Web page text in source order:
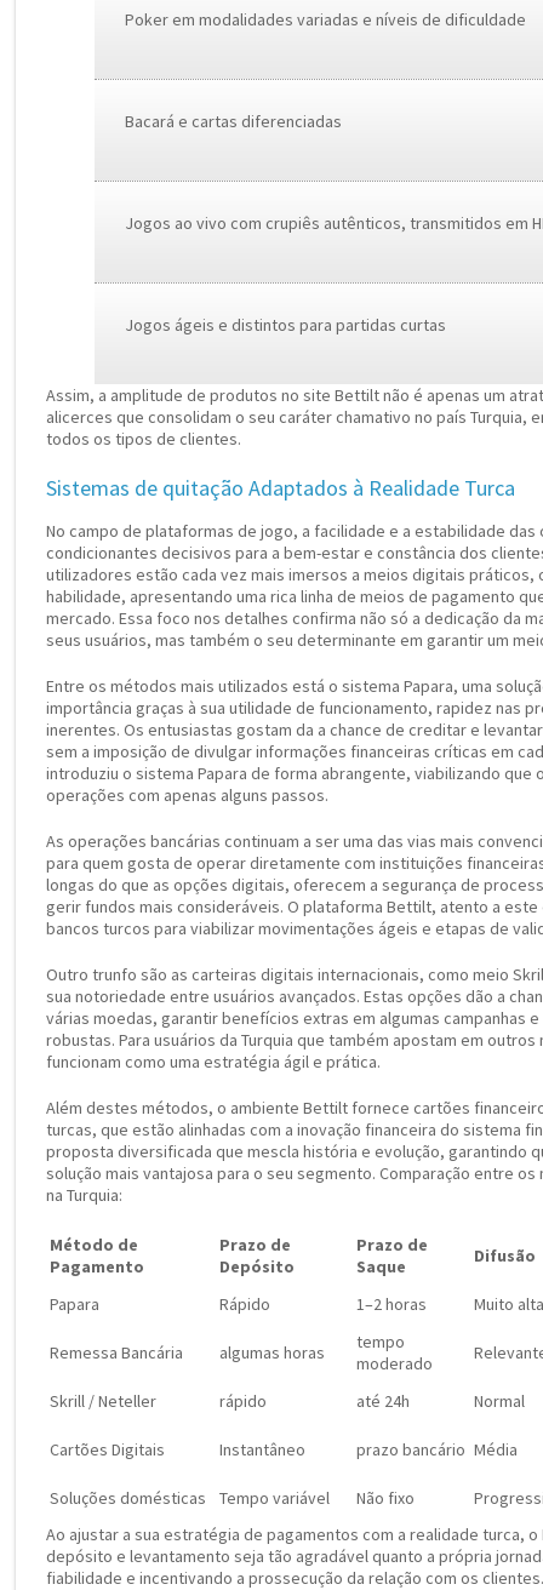
Poker em modalidades variadas e níveis de dificuldade
Bacará e cartas diferenciadas
Jogos ao vivo com crupiês autênticos, transmitidos em
Jogos ágeis e distintos para partidas curtas
Assim, a amplitude de produtos no site Bettilt não é apenas um
alicerces que consolidam o seu caráter chamativo no país Turquia,
todos os tipos de clientes.
Sistemas de quitação Adaptados à Realidade Turca
No campo de plataformas de jogo, a facilidade e a estabilidade
condicionantes decisivos para a bem-estar e constância dos
utilizadores estão cada vez mais imersos a meios digitais
habilidade, apresentando uma rica linha de meios de pagamento
mercado. Essa foco nos detalhes confirma não só a dedicação da
seus usuários, mas também o seu determinante em garantir um
Entre os métodos mais utilizados está o sistema Papara, uma
importância graças à sua utilidade de funcionamento, rapidez nas
inerentes. Os entusiastas gostam da a chance de creditar e
sem a imposição de divulgar informações financeiras críticas em
introduziu o sistema Papara de forma abrangente, viabilizando que
operações com apenas alguns passos.
As operações bancárias continuam a ser uma das vias mais
para quem gosta de operar diretamente com instituições
longas do que as opções digitais, oferecem a segurança de
gerir fundos mais consideráveis. O plataforma Bettilt, atento a
bancos turcos para viabilizar movimentações ágeis e etapas de
Outro trunfo são as carteiras digitais internacionais, como meio
sua notoriedade entre usuários avançados. Estas opções dão a
várias moedas, garantir benefícios extras em algumas campanhas
robustas. Para usuários da Turquia que também apostam em
funcionam como uma estratégia ágil e prática.
Além destes métodos, o ambiente Bettilt fornece cartões
turcas, que estão alinhadas com a inovação financeira do sistema
proposta diversificada que mescla história e evolução, garantindo
solução mais vantajosa para o seu segmento. Comparação entre
na Turquia:
Método de
Pagamento
Prazo de
Depósito
Prazo de
Saque
Difusão
Papara Rápido 1–2 horas Muito alta
Remessa Bancária algumas horas
tempo
moderado
Skrill / Neteller rápido até 24h Normal
Cartões Digitais Instantâneo prazo bancário Média
Soluções domésticas Tempo variável Não fixo
Ao ajustar a sua estratégia de pagamentos com a realidade turca,
depósito e levantamento seja tão agradável quanto a própria
fiabilidade e incentivando a prossecução da relação com os clientes.